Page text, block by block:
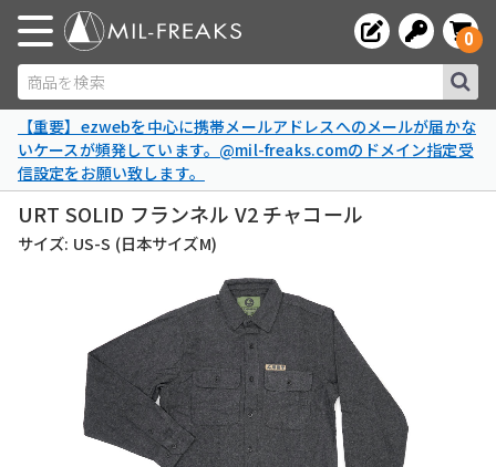
商品を検索
0
【重要】ezwebを中心に携帯メールアドレスへのメールが届かな
いケースが頻発しています。@mil-freaks.comのドメイン指定受
信設定をお願い致します。
URT SOLID フランネル V2 チャコール
サイズ: US-S (日本サイズM)